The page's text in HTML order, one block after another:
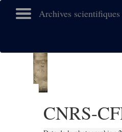
Archives
CNRS-